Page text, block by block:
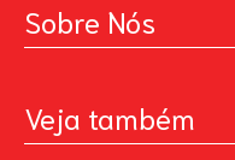
Sobre Nós
Contato
Veja também